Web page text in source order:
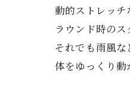
動的ストレッチ
ラウンド時の
それでも雨風な
体をゆっくり